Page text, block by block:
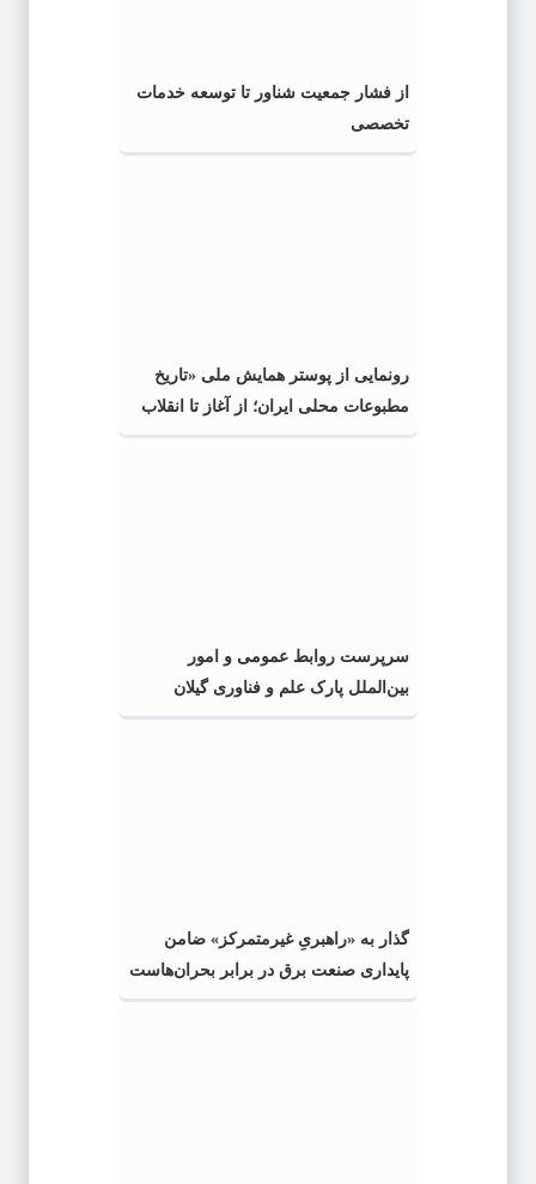
از فشار جمعیت شناور تا توسعه خدمات
تخصصی
رونمایی از پوستر همایش ملی «تاریخ
مطبوعات محلی ایران؛ از آغاز تا انقلاب
اسلامی» در گیلان
سرپرست روابط عمومی و امور
بین‌الملل پارک علم و فناوری گیلان
منصوب شد
گذار به «راهبریِ غیرمتمرکز» ضامن
پایداری صنعت برق در برابر بحران‌هاست